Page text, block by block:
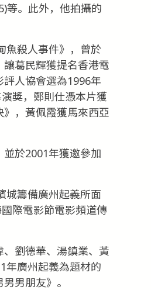
等。此外，他拍攝的
魚殺人事件》，曾於
葛民輝獲提名香港電
人協會選為1996年
獎，鄭則仕憑本片獲
，黃佩霞獲馬來西亞
於2001年獲邀參加
城籌備廣州起義所面
際電影節電影頻道傳
劉德華、湯鎮業、黃
年廣州起義為題材的
男朋友》。